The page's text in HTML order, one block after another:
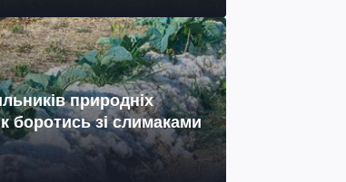
природніх
боротись зі слимаками